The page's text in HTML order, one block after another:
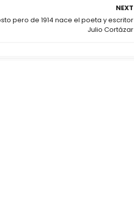
NEXT
pero de 1914 nace el poeta y escritor
Julio Cortázar